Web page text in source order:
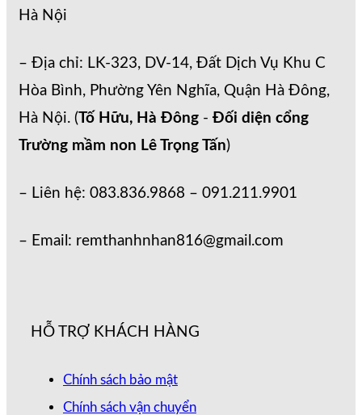
Hà Nội
– Địa chỉ: LK-323, DV-14, Đất Dịch Vụ Khu C
Hòa Bình, Phường Yên Nghĩa, Quận Hà Đông,
Hà Nội. (Tố Hữu, Hà Đông - Đối diện cổng
Trường mầm non Lê Trọng Tấn)
– Liên hệ: 083.836.9868 – 091.211.9901
– Email: remthanhnhan816@gmail.com
HỖ TRỢ KHÁCH HÀNG
Chính sách bảo mật
Chính sách vận chuyển